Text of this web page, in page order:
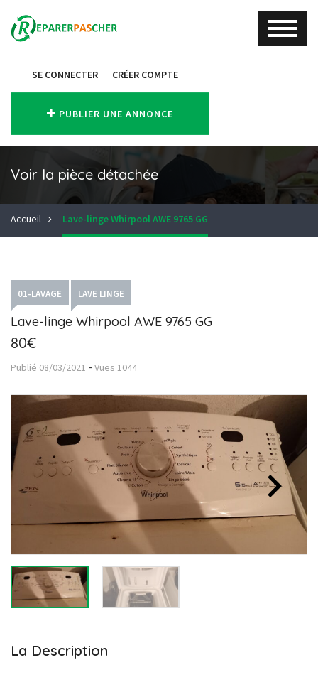
SE CONNECTER CRÉER COMPTE
PUBLIER UNE ANNONCE
Voir la pièce détachée
Accueil Lave-linge Whirpool AWE 9765 GG
01-LAVAGE LAVE LINGE
Lave-linge Whirpool AWE 9765 GG
80€
Publié 08/03/2021 - Vues 1044
La Description